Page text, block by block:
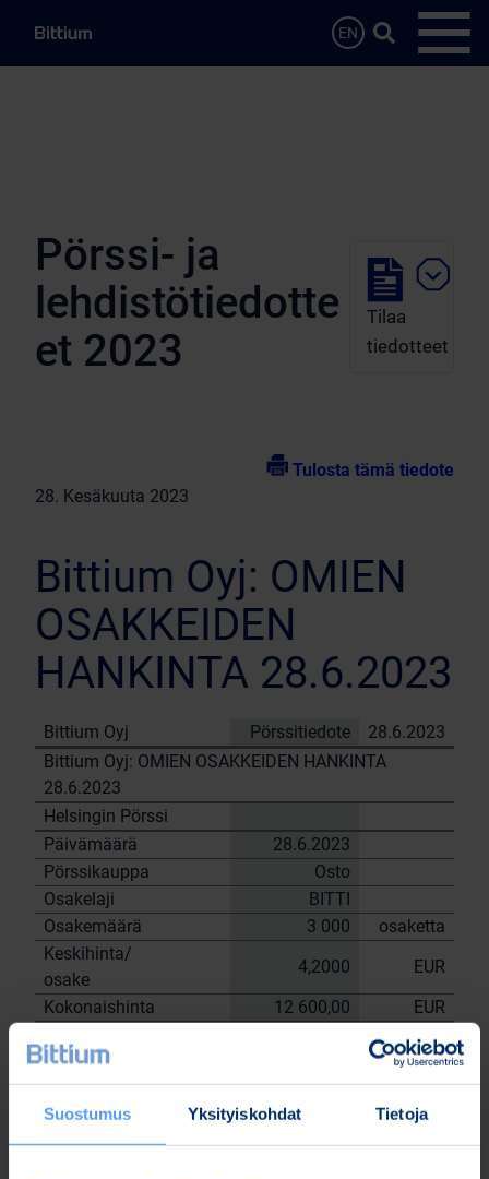
Suostumus Yksityiskohdat Tietoja
EN
Hae…
Avaa
Pörssi- ja
lehdistötiedotte
et 2023
Tilaa
tiedotteet
Tulosta tämä tiedote
28. Kesäkuuta 2023
Bittium Oyj: OMIEN
OSAKKEIDEN
HANKINTA 28.6.2023
Bittium Oyj Pörssitiedote
28.6.2023
Bittium Oyj: OMIEN OSAKKEIDEN HANKINTA
28.6.2023
Helsingin Pörssi
Päivämäärä
28.6.2023
Pörssikauppa
Osto
Osakelaji
BITTI
Osakemäärä
3 000
osaketta
Keskihinta/
osake
4,2000
EUR
Kokonaishinta
12 600,00
EUR
28.6.2023
tehtyjen kauppojen jälkeen: 59 072 kpl.
Bittium Oyj:n puolesta
Nordea Pankki Oyj